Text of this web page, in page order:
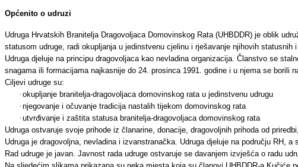
Općenito o udruzi
Udruga Hrvatskih Branitelja Dragovoljaca Domovinskog Rata (UHBDDR) je oblik
statusom udruge, radi okupljanja u jedinstvenu cjelinu i rješavanje njihovih statusnih
Udruga djeluje na principu dragovoljaca kao nevladina organizacija. Članstvo se
snagama ili formacijama najkasnije do 24. prosinca 1991. godine i u njema se borili
Ciljevi udruge su:
· okupljanje branitelja-dragovoljaca domovinskog rata u jedinstvenu udrugu
· njegovanje i očuvanje tradicija nastalih tijekom domovinskog rata
· utvrđivanje i zaštita statusa branitelja-dragovoljaca domovinskog rata
Udruga ostvaruje svoje prihode iz članarine, donacije, dragovoljnih prihoda od
Udruga je dragovoljna, nevladina i izvanstranačka. Udruga djeluje na području RH,
Rad udruge je javan. Javnost rada udruge ostvaruje se davanjem izvješća o radu